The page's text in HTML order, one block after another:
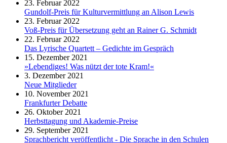
23. Februar 2022
Gundolf-Preis für Kulturvermittlung an Alison Lewis
23. Februar 2022
Voß-Preis für Übersetzung geht an Rainer G. Schmidt
22. Februar 2022
Das Lyrische Quartett – Gedichte im Gespräch
15. Dezember 2021
»Lebendiges! Was nützt der tote Kram!«
3. Dezember 2021
Neue Mitglieder
10. November 2021
Frankfurter Debatte
26. Oktober 2021
Herbsttagung und Akademie-Preise
29. September 2021
Sprachbericht veröffentlicht - Die Sprache in den Schulen